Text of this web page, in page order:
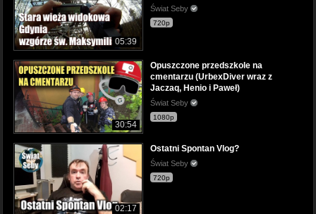
05:39
Świat Seby
720p
30:54
Opuszczone przedszkole na
cmentarzu (UrbexDiver wraz z
Jaczaq, Henio i Paweł)
Świat Seby
1080p
02:17
Ostatni Spontan Vlog?
Świat Seby
720p